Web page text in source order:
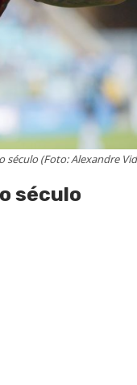
(Foto: Alexandre
século